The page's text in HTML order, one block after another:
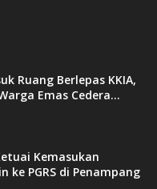
Ruang Berlepas KKIA,
Emas Cedera...
Kemasukan
ke PGRS di Penampang